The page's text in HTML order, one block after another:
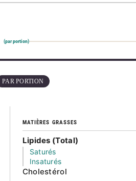
(par portion)
PAR PORTION
MATIÈRES GRASSES
Lipides (Total)
Saturés
Insaturés
Cholestérol